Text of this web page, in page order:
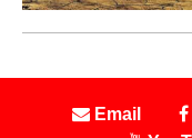
Email